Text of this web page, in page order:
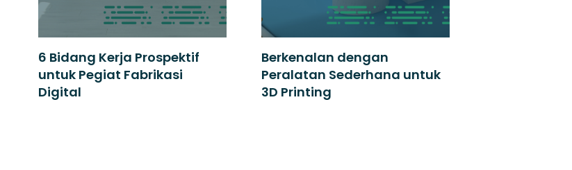
6 Bidang Kerja Prospektif
untuk Pegiat Fabrikasi
Digital
Berkenalan dengan
Peralatan Sederhana untuk
3D Printing